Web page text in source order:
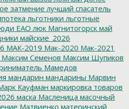
затмение лучший спасатель
льготники льготные
ЕАО люк Магнитогорск май
майские_2026
МАК-2019 Мак-2020 Мак-2021
Максим Семенов Максим Шупиков
Мамедов
мандарин мандарины Марвин
Кауфман маркировка товаров
маска Масленица масочный
Матвиенко материнский